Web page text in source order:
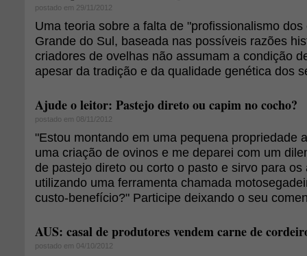
postado em 29/11/2012
Uma teoria sobre a falta de "profissionalismo
Grande do Sul, baseada nas possíveis razões
criadores de ovelhas não assumam a condição
apesar da tradição e da qualidade genética dos
Ajude o leitor: Pastejo direto ou capim no cocho?
postado em 08/11/2012
"Estou montando em uma pequena propriedade
uma criação de ovinos e me deparei com um
de pastejo direto ou corto o pasto e sirvo para os
utilizando uma ferramenta chamada
custo-benefício?" Participe deixando o seu
AUS: casal de produtores vendem carne de
postado em 04/10/2012